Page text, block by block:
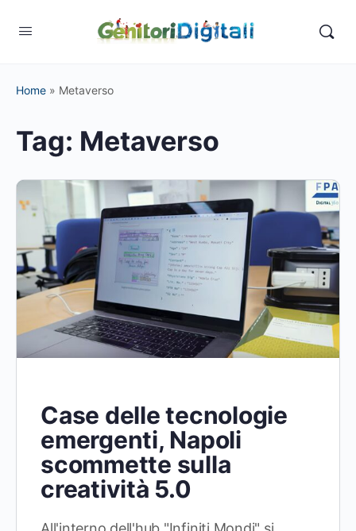
Home » Metaverso
Tag: Metaverso
Case delle tecnologie
emergenti, Napoli
scommette sulla
creatività 5.0